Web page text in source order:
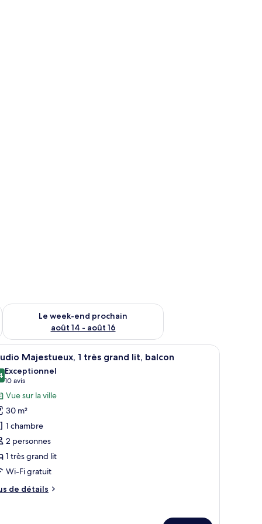
août 7 - août 9
Le week-end prochain
août 14 - août 16
Vérifier la disponibilité pour le week-end prochain août 14 -
une fenêtre donnant sur des immeubles et un petit coin salon.
:
Une chambre d’hôtel moderne dotée d’un
12 Majestueux, 1 très grand lit, balcon
sur 10
Exceptionnel
10 avis
(10 avis)
Vue sur la ville
30 m²
1 chambre
2 personnes
1 très grand lit
Wi-Fi gratuit
de détails